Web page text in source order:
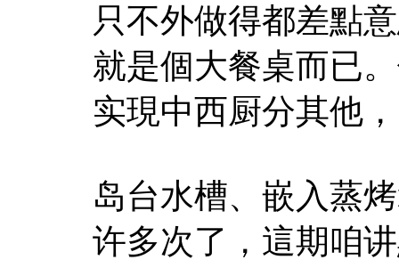
只不外做得都差點
就是個大餐桌而已
实現中西厨分其他
岛台水槽、嵌入蒸
许多次了，這期咱